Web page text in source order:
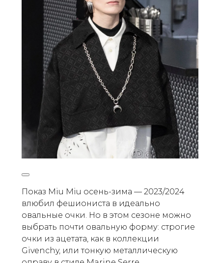
Показ Miu Miu осень-зима — 2023/2024
влюбил фешиониста в идеально
овальные очки. Но в этом сезоне можно
выбрать почти овальную форму: строгие
очки из ацетата, как в коллекции
Givenchy, или тонкую металлическую